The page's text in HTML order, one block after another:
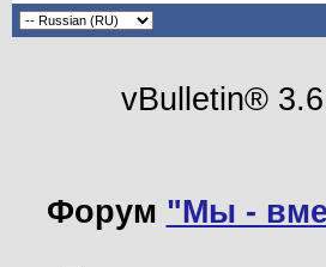
vBulletin®
Форум "Мы -